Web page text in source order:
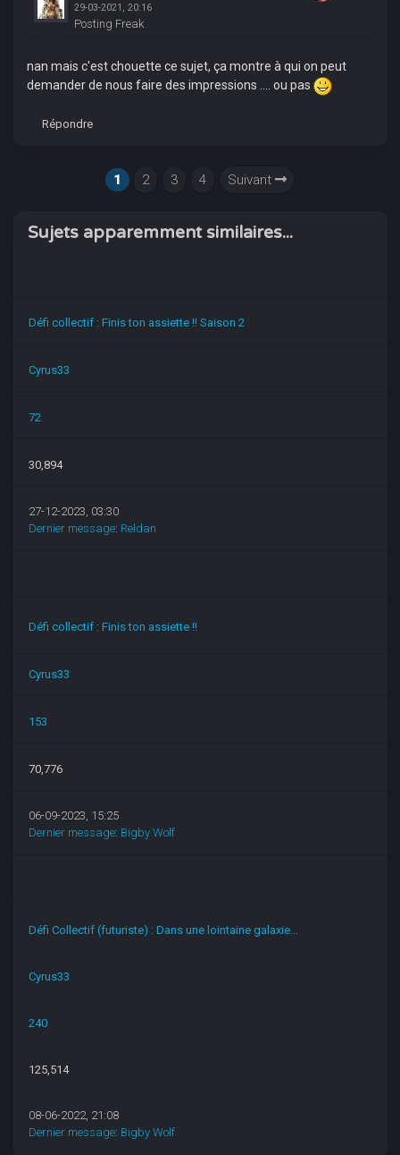
29-03-2021, 20:16
Posting Freak
nan mais c'est chouette ce sujet, ça montre à qui on peut
demander de nous faire des impressions .... ou pas
Répondre
1 2 3 4 Suivant
Sujets apparemment similaires...
Défi collectif : Finis ton assiette !! Saison 2
Cyrus33
72
30,894
27-12-2023, 03:30
Dernier message: Reldan
Défi collectif : Finis ton assiette !!
Cyrus33
153
70,776
06-09-2023, 15:25
Dernier message: Bigby Wolf
Défi Collectif (futuriste) : Dans une lointaine galaxie...
Cyrus33
240
125,514
08-06-2022, 21:08
Dernier message: Bigby Wolf